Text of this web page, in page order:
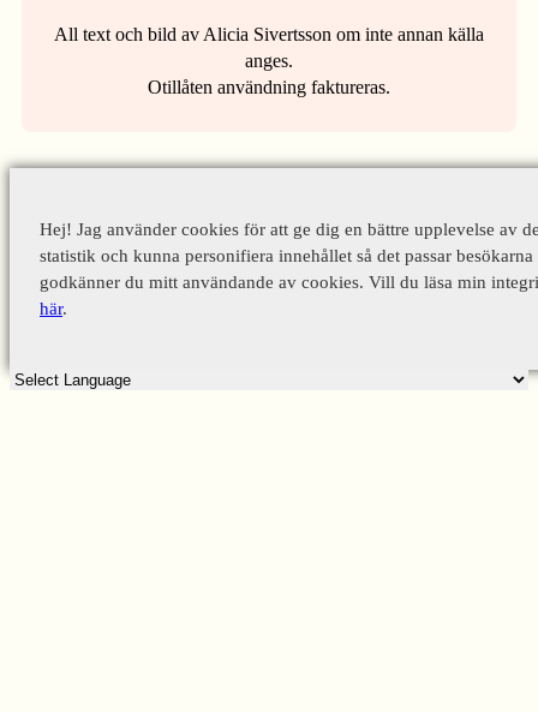
All text och bild av Alicia Sivertsson om inte annan källa
anges.
Otillåten användning faktureras.
Hej! Jag använder cookies för att ge dig en bättre upplevelse av
statistik och kunna personifiera innehållet så det passar
godkänner du mitt användande av cookies. Vill du läsa min
här.